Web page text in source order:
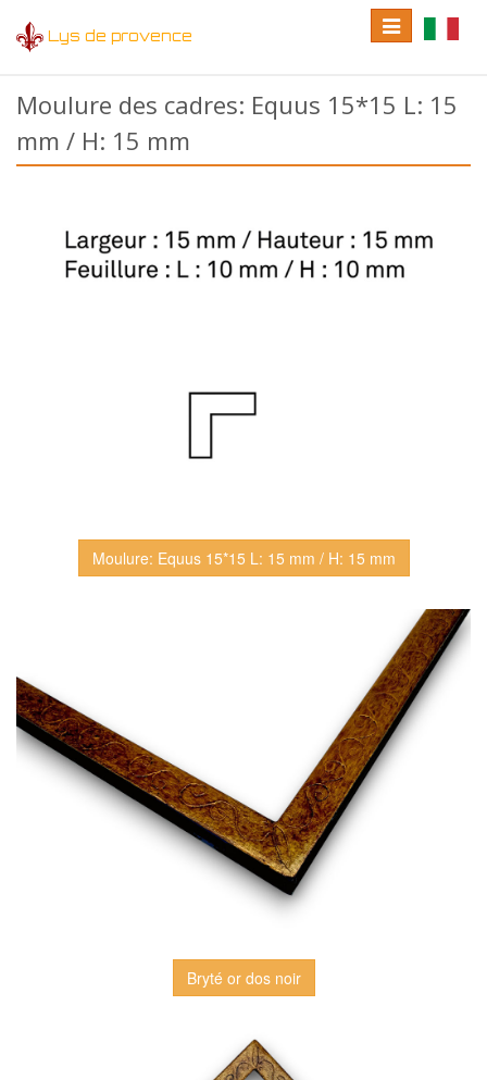
Lys de provence
language
Toggle
navigation
Moulure des cadres: Equus 15*15 L: 15
mm / H: 15 mm
Moulure: Equus 15*15 L: 15 mm / H: 15 mm
Bryté or dos noir